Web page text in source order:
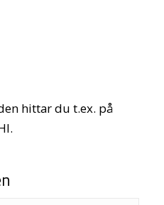
hittar du t.ex. på